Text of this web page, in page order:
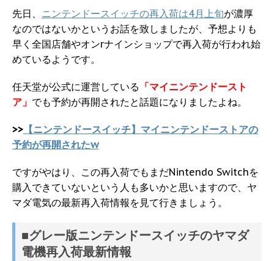
先日、 ニンテンドースイッチの再入荷は4月上旬が濃厚
なのではないかというお話を致しましたが、予想よりも
早く全国店舗やオンrナインショップで再入荷が行われ始
めているようです。
任天堂が公式に運営している 「マイニンテンドースト
ア」 でも予約が再開されたと話題になりましたよね。
>> 【ニンテンドースイッチ】マイニンテンドーストアの
予約が再開されたw
ですがやはり、この再入荷でもまだNintendo Switchを
購入できていないという人も多いかと思いますので、ヤ
マダ電気の最新再入荷情報を見て行きましょう。
■グレー版ニンテンドースイッチのヤマダ
電機再入荷最新情報